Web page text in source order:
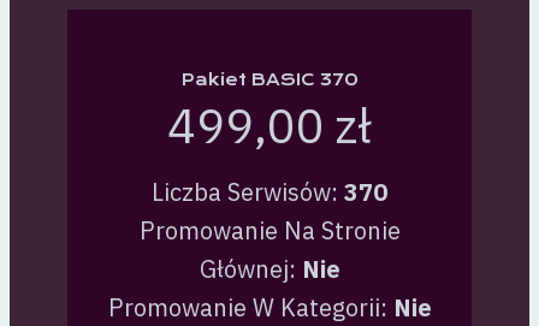
Pakiet BASIC 370
499,00 zł
Liczba Serwisów: 370
Promowanie Na Stronie
Głównej: Nie
Promowanie W Kategorii: Nie